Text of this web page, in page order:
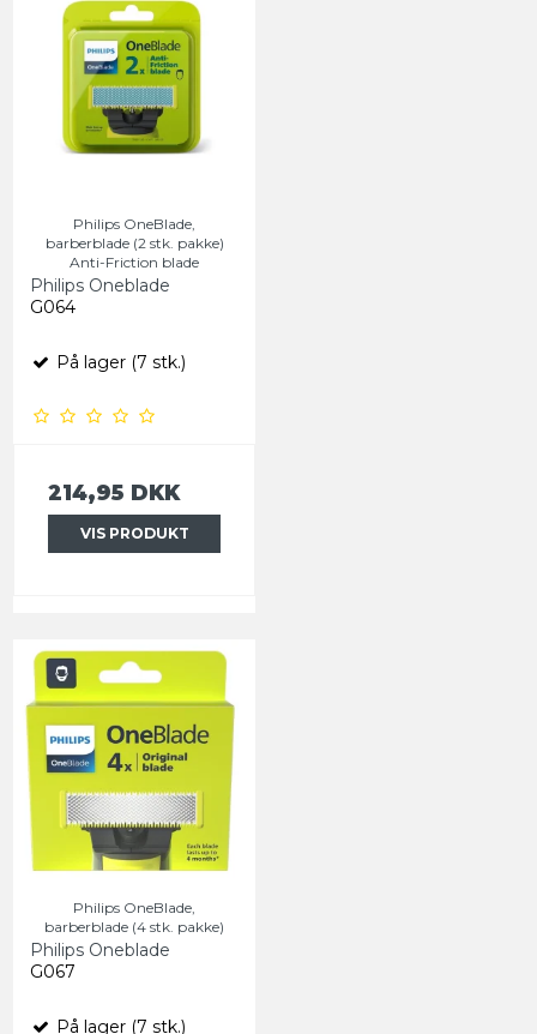
Philips OneBlade,
barberblade (2 stk. pakke)
Anti-Friction blade
Philips Oneblade
G064
På lager (7 stk.)
214,95 DKK
VIS PRODUKT
Philips OneBlade,
barberblade (4 stk. pakke)
Philips Oneblade
G067
På lager (7 stk.)